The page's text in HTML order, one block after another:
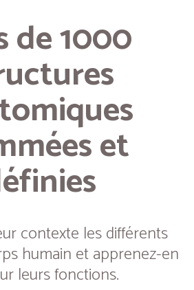
de 1000
et
contexte les différents
humain et apprenez-en
leurs fonctions.